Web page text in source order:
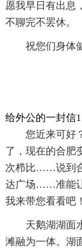
愿我早日有出息
不聊完不罢休。
祝您们身体
给外公的一封信
您近来可好
了，现在的合肥
次栉比……说到
达广场……准能
我来带您看看吧！
天鹅湖湖面
滩融为一体。湖